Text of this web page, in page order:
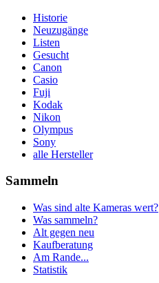
Historie
Neuzugänge
Listen
Gesucht
Canon
Casio
Fuji
Kodak
Nikon
Olympus
Sony
alle Hersteller
Sammeln
Was sind alte Kameras wert?
Was sammeln?
Alt gegen neu
Kaufberatung
Am Rande...
Statistik